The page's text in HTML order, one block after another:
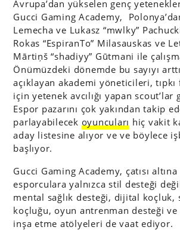
Avrupa’dan yükselen genç
Gucci Gaming Academy,
Lemecha ve Lukasz “mwlky”
Rokas “EspiranTo” Milasauskas ve
Mārtiņš “shadiyy” Gūtmani ile
Önümüzdeki dönemde bu sayıyı
açıklayan akademi yöneticileri,
için yetenek avcılığı yapan scout’lar
Espor pazarını çok yakından takip
parlayabilecek oyuncuları hiç vakit
aday listesine alıyor ve ve böylece
başlıyor.
Gucci Gaming Academy, çatısı altına
esporculara yalnızca stil desteği
mental sağlık desteği, dijital koçluk,
koçluğu, oyun antrenman desteği
inşa etme atölyeleri de vaat ediyor.